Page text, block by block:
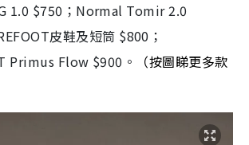
1.0 $750；Normal Tomir 2.0
皮鞋及短筒 $800；
Primus Flow $900。
（按圖睇更多款